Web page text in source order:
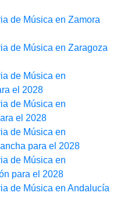
de Música en Zamora
de Música en Zaragoza
de Música en
el 2028
de Música en
el 2028
de Música en
para el 2028
de Música en
para el 2028
de Música en Andalucía